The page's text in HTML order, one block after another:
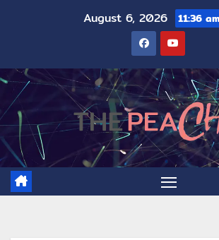
August 6, 2026 11:36 am